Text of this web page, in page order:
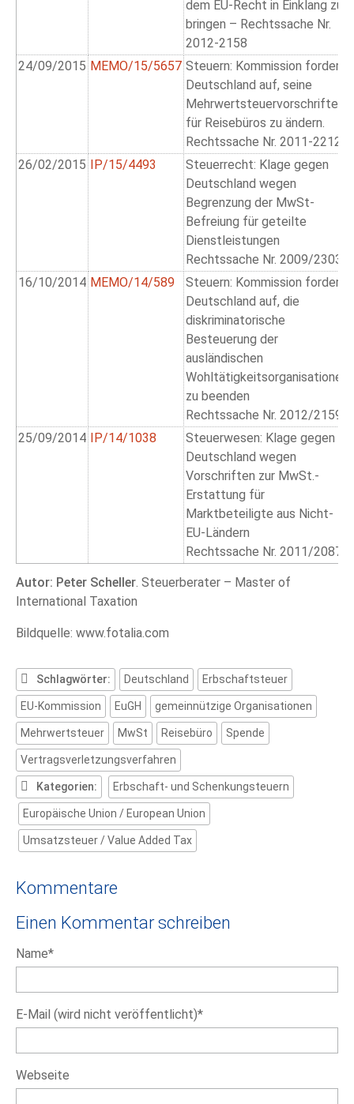
dem EU-Recht in Einklang zu
bringen – Rechtssache Nr.
2012-2158
24/09/2015 MEMO/15/5657 Steuern: Kommission fordert
Deutschland auf, seine
Mehrwertsteuervorschriften
für Reisebüros zu ändern.
Rechtssache Nr. 2011-2212
26/02/2015 IP/15/4493
Steuerrecht: Klage gegen
Deutschland wegen
Begrenzung der MwSt-
Befreiung für geteilte
Dienstleistungen
Rechtssache Nr. 2009/2303
16/10/2014 MEMO/14/589
Steuern: Kommission fordert
Deutschland auf, die
diskriminatorische
Besteuerung der
ausländischen
Wohltätigkeitsorganisationen
zu beenden
Rechtssache Nr. 2012/2159
25/09/2014 IP/14/1038
Steuerwesen: Klage gegen
Deutschland wegen
Vorschriften zur MwSt.-
Erstattung für
Marktbeteiligte aus Nicht-
EU-Ländern
Rechtssache Nr. 2011/2087.
Autor: Peter Scheller. Steuerberater – Master of
International Taxation
Bildquelle: www.fotalia.com
Schlagwörter: Deutschland Erbschaftsteuer
EU-Kommission EuGH gemeinnützige Organisationen
Mehrwertsteuer MwSt Reisebüro Spende
Vertragsverletzungsverfahren
Kategorien: Erbschaft- und Schenkungsteuern
Europäische Union / European Union
Umsatzsteuer / Value Added Tax
Kommentare
Einen Kommentar schreiben
Pflichtfeld
Name*
Pflichtfeld
E-Mail (wird nicht veröffentlicht)*
Webseite